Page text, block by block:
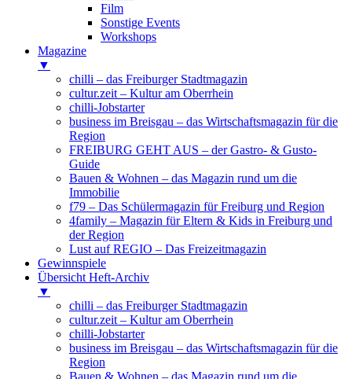
Film
Sonstige Events
Workshops
Magazine
▼
chilli – das Freiburger Stadtmagazin
cultur.zeit – Kultur am Oberrhein
chilli-Jobstarter
business im Breisgau – das Wirtschaftsmagazin für die
Region
FREIBURG GEHT AUS – der Gastro- & Gusto-
Guide
Bauen & Wohnen – das Magazin rund um die
Immobilie
f79 – Das Schülermagazin für Freiburg und Region
4family – Magazin für Eltern & Kids in Freiburg und
der Region
Lust auf REGIO – Das Freizeitmagazin
Gewinnspiele
Übersicht Heft-Archiv
▼
chilli – das Freiburger Stadtmagazin
cultur.zeit – Kultur am Oberrhein
chilli-Jobstarter
business im Breisgau – das Wirtschaftsmagazin für die
Region
Bauen & Wohnen – das Magazin rund um die